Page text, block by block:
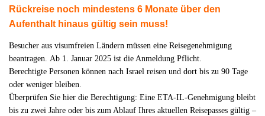
Rückreise noch mindestens 6 Monate über den
Aufenthalt hinaus gültig sein muss!
Besucher aus visumfreien Ländern müssen eine Reisegenehmigung
beantragen. Ab 1. Januar 2025 ist die Anmeldung Pflicht.
Berechtigte Personen können nach Israel reisen und dort bis zu 90 Tage
oder weniger bleiben.
Überprüfen Sie hier die Berechtigung: Eine ETA-IL-Genehmigung bleibt
bis zu zwei Jahre oder bis zum Ablauf Ihres aktuellen Reisepasses gültig –